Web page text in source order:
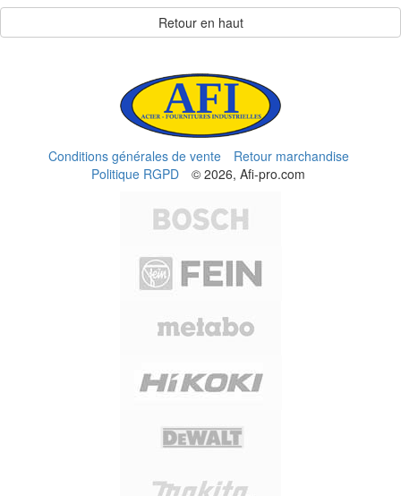
Retour en haut
Conditions générales de vente
Retour marchandise
Politique RGPD
© 2026, Afi-pro.com